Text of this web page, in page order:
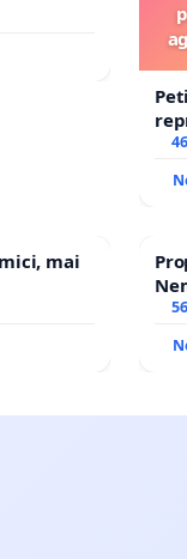
mai